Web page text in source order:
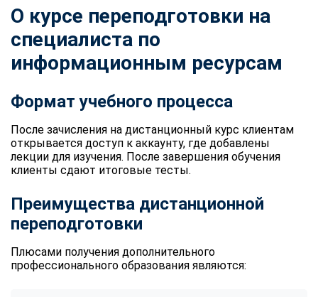
О курсе переподготовки на
специалиста по
информационным ресурсам
Формат учебного процесса
После зачисления на дистанционный курс клиентам
открывается доступ к аккаунту, где добавлены
лекции для изучения. После завершения обучения
клиенты сдают итоговые тесты.
Преимущества дистанционной
переподготовки
Плюсами получения дополнительного
профессионального образования являются: